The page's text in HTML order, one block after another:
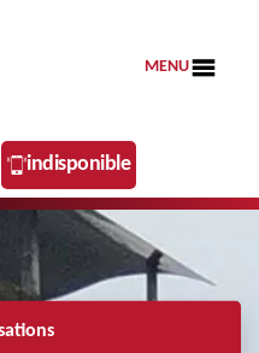
MENU
indisponible